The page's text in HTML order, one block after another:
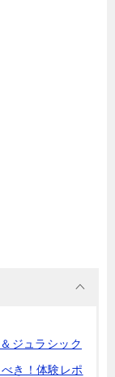
ジュラシック
き！体験レポ